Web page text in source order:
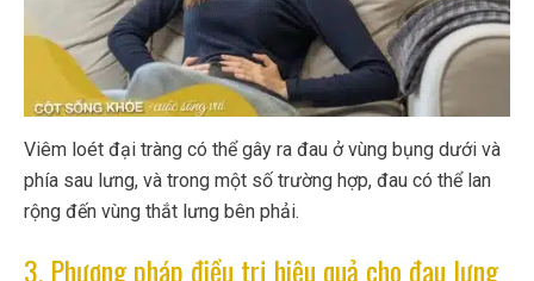
Viêm loét đại tràng có thể gây ra đau ở vùng bụng dưới và
phía sau lưng, và trong một số trường hợp, đau có thể lan
rộng đến vùng thắt lưng bên phải.
3. Phương pháp điều trị hiệu quả cho đau lưng